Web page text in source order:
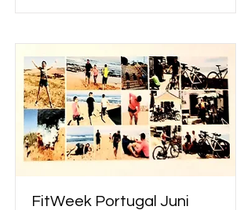
FitWeek Portugal Juni